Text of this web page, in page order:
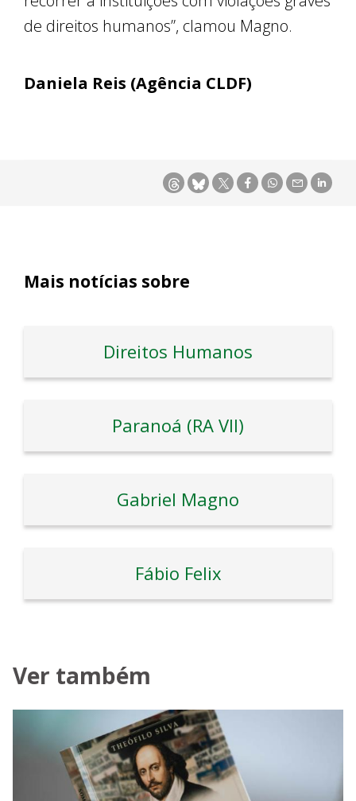
de direitos humanos”, clamou Magno.
Daniela Reis (Agência CLDF)
Mais notícias sobre
Direitos Humanos
Paranoá (RA VII)
Gabriel Magno
Fábio Felix
Ver também